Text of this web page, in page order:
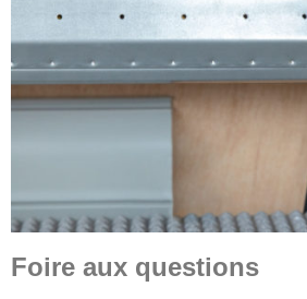
Foire aux questions